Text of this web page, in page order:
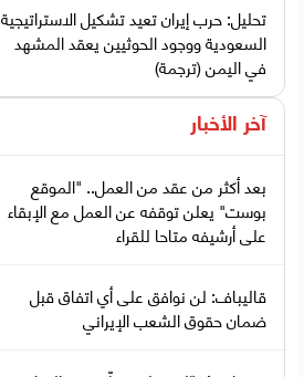
تحليل: حرب إيران تعيد تشكيل الاستراتيجية
السعودية ووجود الحوثيين يعقد المشهد
في اليمن (ترجمة)
آخر الأخبار
بعد أكثر من عقد من العمل.. "الموقع
بوست" يعلن توقفه عن العمل مع الإبقاء
على أرشيفه متاحا للقراء
قاليباف: لن نوافق على أي اتفاق قبل
ضمان حقوق الشعب الإيراني